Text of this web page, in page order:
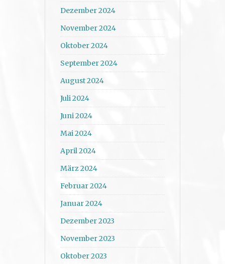
Dezember 2024
November 2024
Oktober 2024
September 2024
August 2024
Juli 2024
Juni 2024
Mai 2024
April 2024
März 2024
Februar 2024
Januar 2024
Dezember 2023
November 2023
Oktober 2023